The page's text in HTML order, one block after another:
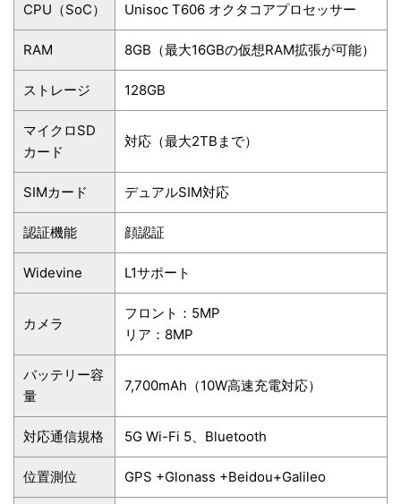
CPU（SoC） Unisoc T606 オクタコアプロセッサー
RAM 8GB（最大16GBの仮想RAM拡張が可能）
ストレージ 128GB
マイクロSD
カード
対応（最大2TBまで）
SIMカード デュアルSIM対応
認証機能 顔認証
Widevine L1サポート
カメラ
フロント：5MP
リア：8MP
バッテリー容
量
7,700mAh（10W高速充電対応）
対応通信規格 5G Wi-Fi 5、Bluetooth
位置測位 GPS +Glonass +Beidou+Galileo